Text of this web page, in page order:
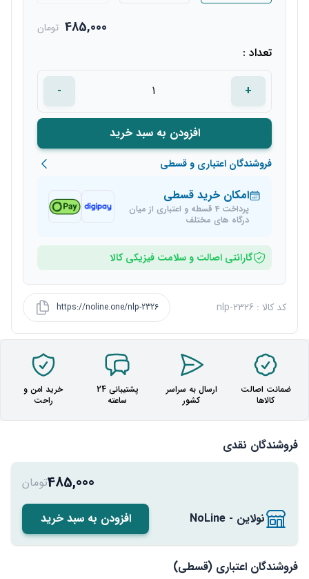
485,000 تومان
تعداد :
+
-
افزودن به سبد خرید
فروشندگان اعتباری و قسطی
امکان خرید قسطی
پرداخت 4 قسطه و اعتباری از میان
درگاه های مختلف
گارانتی اصالت و سلامت فیزیکی کالا
کد کالا : nlp-2326 https://noline.one/nlp-2326
ضمانت اصالت
کالاها
ارسال به سراسر
کشور
پشتیبانی 24
ساعته
خرید امن و
راحت
فروشندگان نقدی
نولاین - NoLine
485,000تومان
افزودن به سبد خرید
فروشندگان اعتباری (قسطی)